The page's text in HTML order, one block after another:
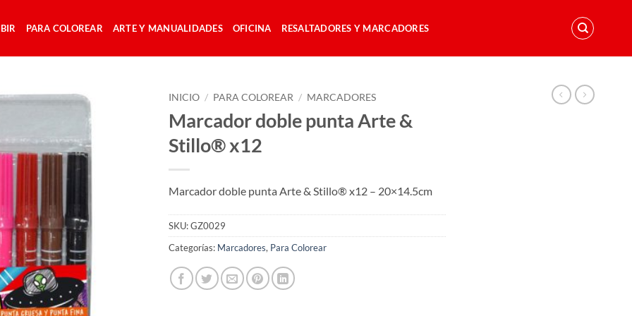
PARA COLOREAR ARTE Y MANUALIDADES OFICINA RESALTADORES Y MARCADORES
INICIO / PARA COLOREAR / MARCADORES
Marcador doble punta Arte &
Stillo® x12
Marcador doble punta Arte & Stillo® x12 – 20×14.5cm
SKU:GZ0029
Categorías: Marcadores, Para Colorear